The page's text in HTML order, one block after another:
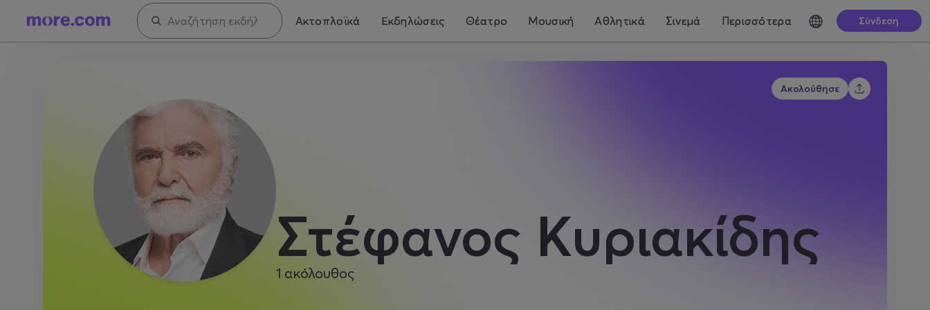
Ακτοπλοϊκά Εκδηλώσεις Θέατρο Μουσική Αθλητικά Σινεμά Περισσότερα Σύνδεση
Στέφανος Κυριακίδης
1 ακόλουθος
Ακολούθησε